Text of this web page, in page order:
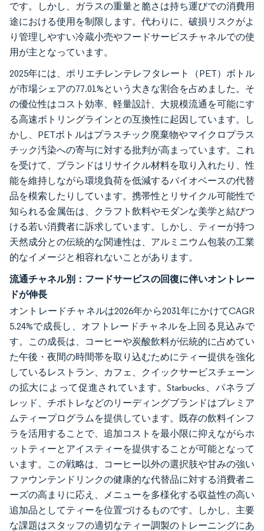
です。しかし、ガラスの重量と脆さは持ち運びでの消費用
途における使用を制限します。代わりに、破損リスクがよ
り管理しやすい冷蔵小売やフードサービスチャネルでの使
用が主となっています。
2025年には、ポリエチレンテレフタレート（PET）ボトル
が市場シェアの77.01%という大きな割合を占めました。そ
の優位性はコスト効率、軽量設計、大規模流通を可能にす
る高速ボトリングラインとの互換性に起因しています。し
かし、PETボトルはプラスチック廃棄物やマイクロプラス
チック汚染への寄与に対する批判が高まっています。これ
を受けて、ブランドはリサイクル材料を取り入れたり、性
能を維持しながら環境負荷を低減するバイオベースの代替
品を模索したりしています。携帯性とリサイクル可能性で
知られる金属缶は、クラフト飲料やモダンな美学と結びつ
ける若い消費者に訴求しています。しかし、ティーが持つ
天然成分との伝統的な関連性は、アルミニウム包装の工業
的なイメージと相容れないことがあります。
流通チャネル別：フードサービスの回復に伴いオントレー
ドが伸長
オントレードチャネルは2026年から2031年にかけてCAGR
5.24%で成長し、オフトレードチャネルを上回る見込みで
す。この成長は、コーヒーや炭酸飲料が伝統的に占めてい
た午後・夜間の時間帯を取り込むためにティー提供を強化
しているレストラン、カフェ、クイックサービスチェーン
の拡大によって促進されています。Starbucks、パネラブ
レッド、チポトレなどのリーディングブランドはプレミア
ムティープログラムを提供しています。既存の飲料インフ
ラを活用することで、追加コストを最小限に抑えながらホ
ットティーとアイスティーを提供することが可能となって
います。この戦略は、コーヒー以外の選択肢や甘みの強い
ファウンテンドリンクの健康的な代替品に対する消費者ニ
ーズの高まりに応え、メニューを多様化する収益性の高い
追加品としてティーを位置づけるものです。しかし、主要
な課題はスタッフの適切なティー調製のトレーニングにあ